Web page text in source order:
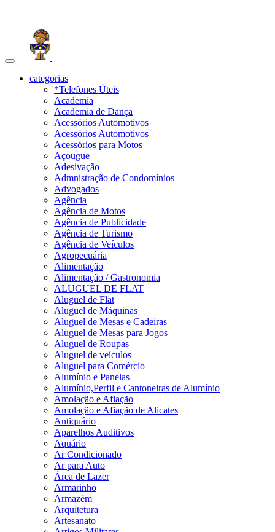
Toggle
navigationcategorias
*Telefones Úteis
Academia
Academia de Dança
Acessórios Automotivos
Acessórios Automotivos
Acessórios para Motos
Açougue
Adesivação
Admnistração de Condomínios
Advogados
Agência
Agência de Motos
Agência de Publicidade
Agência de Turismo
Agência de Veículos
Agropecuária
Alimentação
Alimentação / Gastronomia
ALUGUEL DE FLAT
Aluguel de Flat
Aluguel de Máquinas
Aluguel de Mesas e Cadeiras
Aluguel de Mesas para Jogos
Aluguel de Roupas
Aluguel de veículos
Aluguel para Comércio
Alumínio e Panelas
Alumínio,Perfil e Cantoneiras de Alumínio
Amolação e Afiação
Amolação e Afiação de Alicates
Antiquário
Aparelhos Auditivos
Aquário
Ar Condicionado
Ar para Auto
Área de Lazer
Armarinho
Armazém
Arquitetura
Artesanato